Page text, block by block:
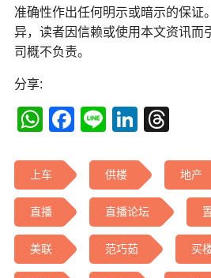
准确性作出任何明示或暗示的保证
异，读者因信赖或使用本文资讯而
司概不负责。
分享:
WhatsApp
Facebook
Line
上车 供楼 地产
直播 直播论坛
美联 范巧茹 买